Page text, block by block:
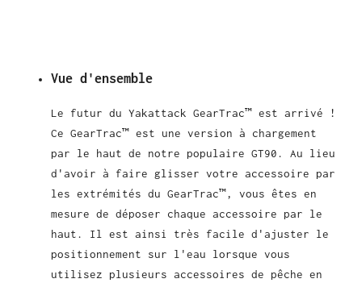
Vue d'ensemble
Le futur du Yakattack GearTrac™ est arrivé !
Ce GearTrac™ est une version à chargement
par le haut de notre populaire GT90. Au lieu
d'avoir à faire glisser votre accessoire par
les extrémités du GearTrac™, vous êtes en
mesure de déposer chaque accessoire par le
haut. Il est ainsi très facile d'ajuster le
positionnement sur l'eau lorsque vous
utilisez plusieurs accessoires de pêche en